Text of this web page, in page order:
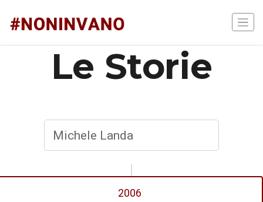
Le Storie
2006